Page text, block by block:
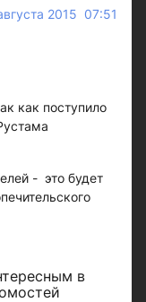
2015 07:51
как поступило
- это будет
в